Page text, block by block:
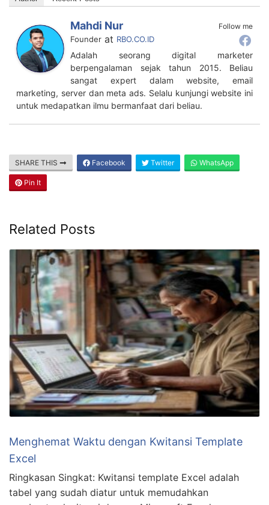
Follow me
Mahdi Nur
Founder at RBO.CO.ID
Adalah seorang digital marketer
berpengalaman sejak tahun 2015. Beliau
sangat expert dalam website, email
marketing, server dan meta ads. Selalu kunjungi website ini
untuk medapatkan ilmu bermanfaat dari beliau.
SHARE THIS Facebook Twitter WhatsApp
Pin It
Related Posts
Menghemat Waktu dengan Kwitansi Template
Excel
Ringkasan Singkat: Kwitansi template Excel adalah
tabel yang sudah diatur untuk memudahkan